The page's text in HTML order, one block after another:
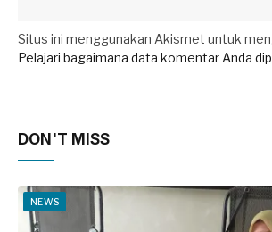
Situs ini menggunakan Akismet untuk
Pelajari bagaimana data komentar Anda
DON'T MISS
NEWS